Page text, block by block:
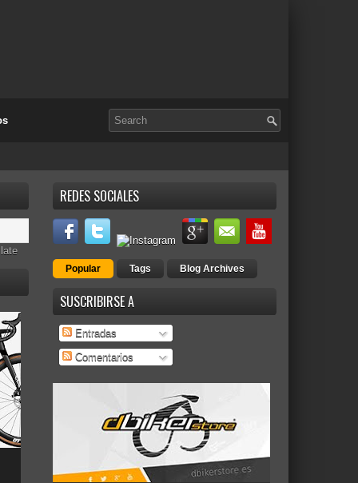
REDES SOCIALES
Popular Tags Blog Archives
SUSCRIBIRSE A
Entradas
Comentarios